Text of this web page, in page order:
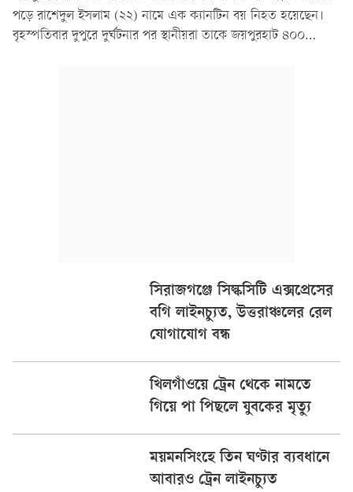
পড়ে রাশেদুল ইসলাম (২২) নামে এক ক্যানটিন বয় নিহত হয়েছেন।
বৃহস্পতিবার দুপুরে দুর্ঘটনার পর স্থানীয়রা তাকে জয়পুরহাট ৪০০
সিরাজগঞ্জে সিল্কসিটি এক্সপ্রেসের
বগি লাইনচ্যুত, উত্তরাঞ্চলের রেল
যোগাযোগ বন্ধ
খিলগাঁওয়ে ট্রেন থেকে নামতে
গিয়ে পা পিছলে যুবকের মৃত্যু
ময়মনসিংহে তিন ঘণ্টার ব্যবধানে
আবারও ট্রেন লাইনচ্যুত